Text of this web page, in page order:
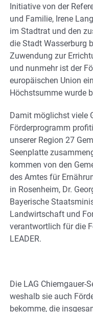
Initiative von der
und Familie, Irene
im Stadtrat und den
die Stadt Wasserburg
Zuwendung zur
und nunmehr ist der
europäischen Union
Höchstsumme wurde
Damit möglichst viele
Förderprogramm
unserer Region 27
Seenplatte
kommen von den
des Amtes für
in Rosenheim, Dr.
Bayerische
Landwirtschaft und
verantwortlich für die
LEADER.
Die LAG Chiemgauer-
weshalb sie auch
bekomme, die